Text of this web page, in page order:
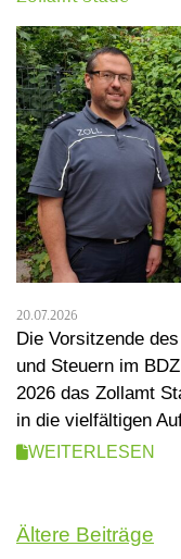
20.07.2026
Die Vorsitzende
und Steuern im
2026 das Zollamt
in die vielfältigen
WEITERLESEN
Ältere Beiträge